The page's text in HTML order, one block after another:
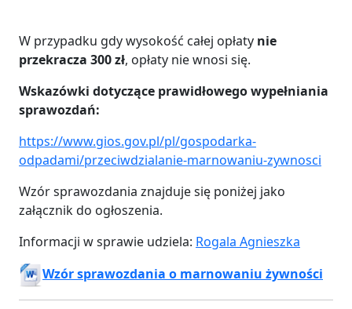
W przypadku gdy wysokość całej opłaty nie
przekracza 300 zł, opłaty nie wnosi się.
Wskazówki dotyczące prawidłowego wypełniania
sprawozdań:
https://www.gios.gov.pl/pl/gospodarka-
odpadami/przeciwdzialanie-marnowaniu-zywnosci
Wzór sprawozdania znajduje się poniżej jako
załącznik do ogłoszenia.
Informacji w sprawie udziela: Rogala Agnieszka
Wzór sprawozdania o marnowaniu żywności